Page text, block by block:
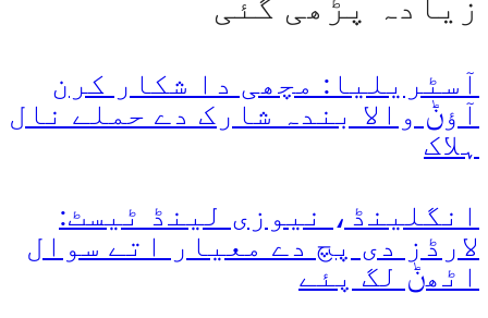
آسٹریلیا: مچھی دا شکار کرن
آؤݨ والا بندہ شارک دے حملے نال
ہلاک
انگلینڈ، نیوزی لینڈ ٹیسٹ:
لارڈز دی پچ دے معیار اتے سوال
اٹھݨ لگ پئے